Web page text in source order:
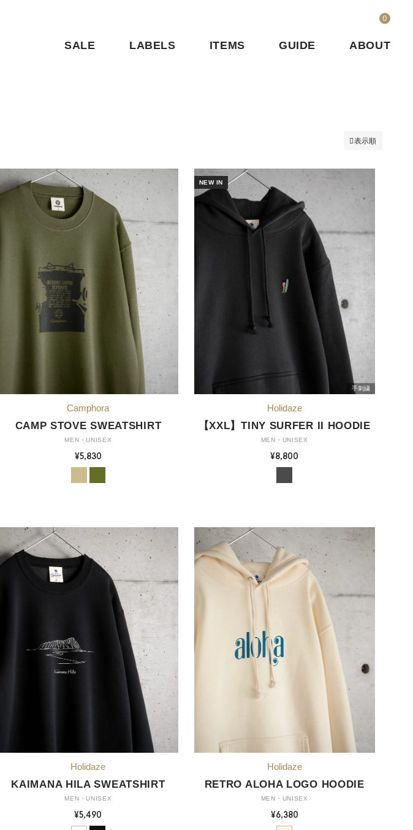
0
SALE LABELS ITEMS GUIDE ABOUT
表示順
CAMP STOVE SWEATSHIRT
MEN・UNISEX
¥5,830
手刺繍
【XXL】TINY SURFER II HOODIE
MEN・UNISEX
¥8,800
KAIMANA HILA SWEATSHIRT
MEN・UNISEX
¥5,490
RETRO ALOHA LOGO HOODIE
MEN・UNISEX
¥6,380